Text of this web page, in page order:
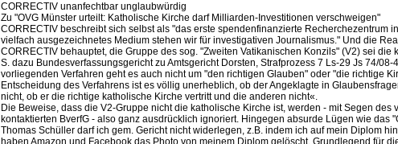
CORRECTIV unanfechtbar unglaubwürdig
Zu "OVG Münster urteilt: Katholische Kirche darf Milliarden-Investitionen verschweigen"
CORRECTIV beschreibt sich selbst als "das erste spendenfinanzierte Recherchezentrum
vielfach ausgezeichnetes Medium stehen wir für investigativen Journalismus." Und die
CORRECTIV behauptet, die Gruppe des sog. "Zweiten Vatikanischen Konzils" (V2) sei die
S. dazu Bundesverfassungsgericht zu Amtsgericht Dorsten, Strafprozess 7 Ls-29 Js 74/08-
vorliegenden Verfahren geht es auch nicht um "den richtigen Glauben" oder "die richtige
Entscheidung des Verfahrens ist es völlig unerheblich, ob der Angeklagte in
nicht, ob er die richtige katholische Kirche vertritt und die anderen nicht«.
Die Beweise, dass die V2-Gruppe nicht die katholische Kirche ist, werden - mit Segen des
kontaktierten BverfG - also ganz ausdrücklich ignoriert. Hingegen absurde Lügen wie das
Thomas Schüller darf ich gem. Gericht nicht widerlegen, z.B. indem ich auf mein Diplom
haben Amazon und Facebook das Photo von meinem Diplom gelöscht. Grundlegend für